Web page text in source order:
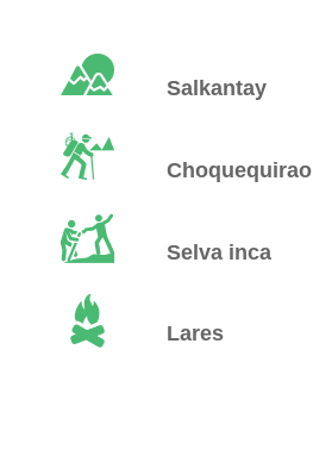
Salkantay
Choquequirao
Selva inca
Lares